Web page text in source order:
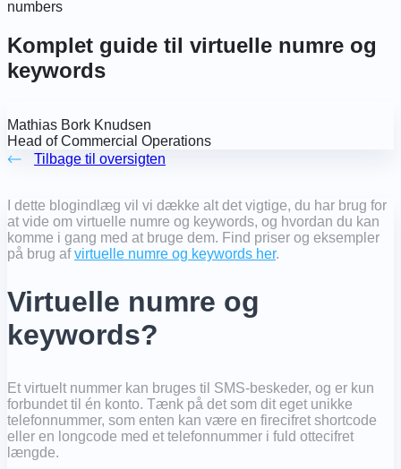
numbers
Komplet guide til virtuelle numre og
keywords
Mathias Bork Knudsen
Head of Commercial Operations
Tilbage til oversigten
I dette blogindlæg vil vi dække alt det vigtige, du har brug for
at vide om virtuelle numre og keywords, og hvordan du kan
komme i gang med at bruge dem. Find priser og eksempler
på brug afvirtuelle numre og keywords her.
Virtuelle numre og
keywords?
Et virtuelt nummer kan bruges til SMS-beskeder, og er kun
forbundet til én konto. Tænk på det som dit eget unikke
telefonnummer, som enten kan være en firecifret shortcode
eller en longcode med et telefonnummer i fuld ottecifret
længde.